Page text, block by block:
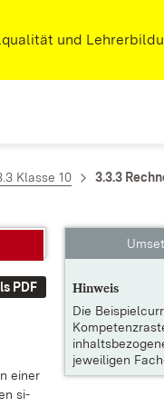
und
Klasse 10 3.3.3
PDF
ei­ner
si­
Hinweis
Die
jeweiligen